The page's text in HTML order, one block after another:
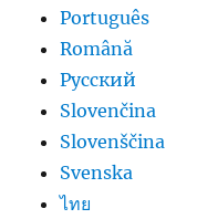
Português
Română
Русский
Slovenčina
Slovenščina
Svenska
ไทย